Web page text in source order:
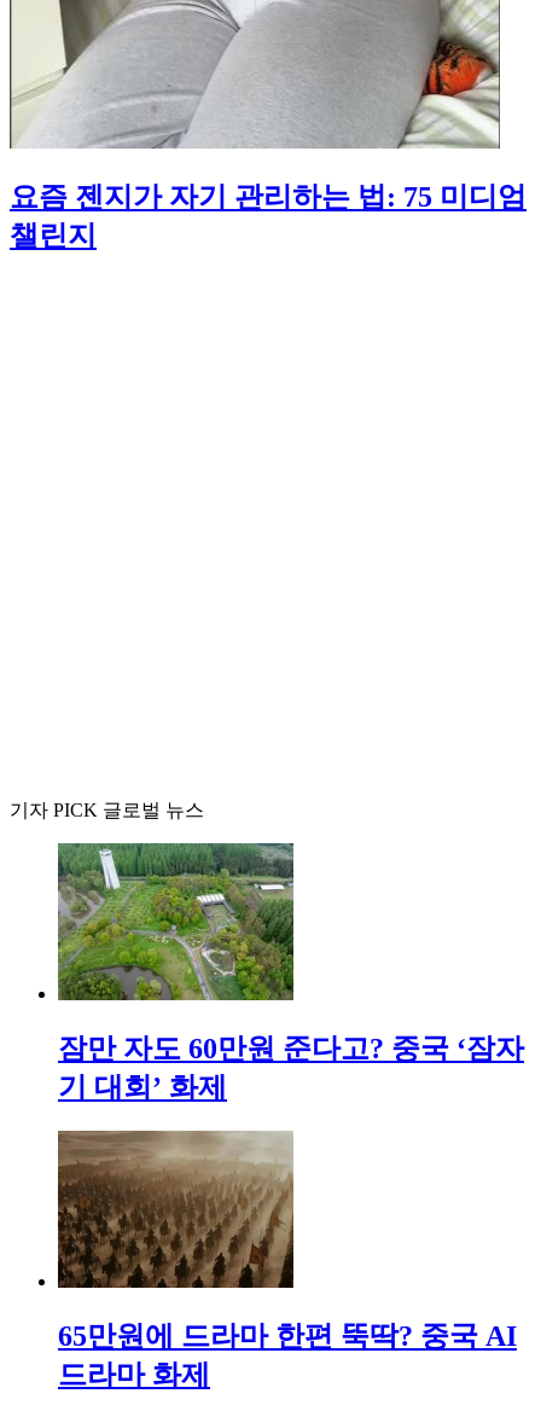
요즘 젠지가 자기 관리하는 법: 75 미디엄
챌린지
기자 PICK 글로벌 뉴스
잠만 자도 60만원 준다고? 중국 ‘잠자
기 대회’ 화제
65만원에 드라마 한편 뚝딱? 중국 AI
드라마 화제